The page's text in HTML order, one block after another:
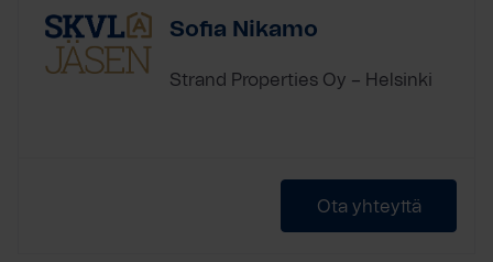
Sofia Nikamo
Strand Properties Oy – Helsinki
Ota yhteyttä